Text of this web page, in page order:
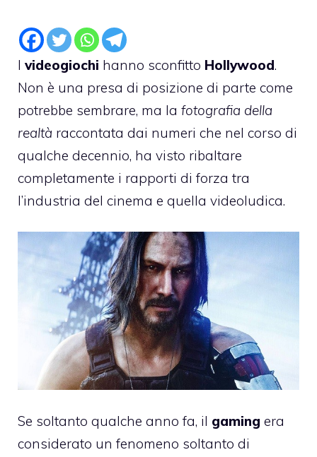
I videogiochi hanno sconfitto Hollywood.
Non è una presa di posizione di parte come
potrebbe sembrare, ma la fotografia della
realtà raccontata dai numeri che nel corso di
qualche decennio, ha visto ribaltare
completamente i rapporti di forza tra
l’industria del cinema e quella videoludica.
Se soltanto qualche anno fa, il gaming era
considerato un fenomeno soltanto di